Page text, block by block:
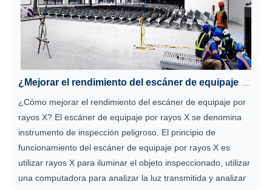
¿Cómo mejorar el rendimiento del escáner de equipaje por
rayos X? El escáner de equipaje por rayos X se denomina
instrumento de inspección peligroso. El principio de
funcionamiento del escáner de equipaje por rayos X es
utilizar rayos X para iluminar el objeto inspeccionado, utilizar
una computadora para analizar la luz transmitida y analizar